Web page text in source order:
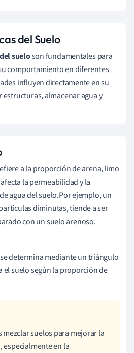
del Suelo
sueloson fundamentales para
comportamiento en diferentes
influyen directamente en su
almacenar agua y
a la proporción de arena, limo
la permeabilidad y la
agua del suelo.Por ejemplo, un
diminutas, tiende a ser
con un suelo arenoso.
se determina mediante un triángulo
el suelo según la proporción de
mezclar suelos para mejorar la
especialmente en la